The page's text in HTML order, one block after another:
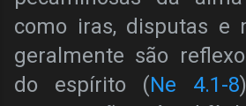
como iras, disputas e
geralmente são
do espírito (Ne 4.1-8